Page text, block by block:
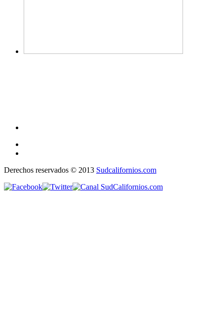
Derechos reservados © 2013 Sudcalifornios.com